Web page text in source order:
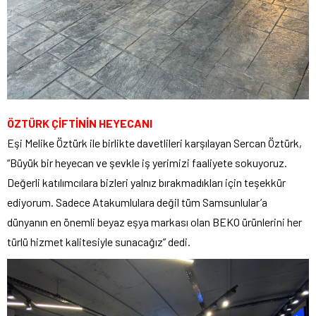
ÖZTÜRK ÇİFTİNİN HEYECANI
Eşi Melike Öztürk ile birlikte davetlileri karşılayan Sercan Öztürk,
“Büyük bir heyecan ve şevkle iş yerimizi faaliyete sokuyoruz.
Değerli katılımcılara bizleri yalnız bırakmadıkları için teşekkür
ediyorum. Sadece Atakumlulara değil tüm Samsunlular’a
dünyanın en önemli beyaz eşya markası olan BEKO ürünlerini her
türlü hizmet kalitesiyle sunacağız” dedi.